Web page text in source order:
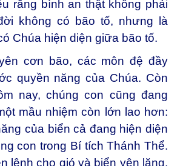
rằng bình an thật không phải
không có bão tố, nhưng là
Chúa hiện diện giữa bão tố.
cơn bão, các môn đệ đầy
quyền năng của Chúa. Còn
nay, chúng con cũng đang
mầu nhiệm còn lớn lao hơn:
của biển cả đang hiện diện
con trong Bí tích Thánh Thể.
lệnh cho gió và biển yên lặng,